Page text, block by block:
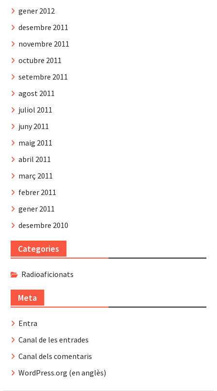
gener 2012
desembre 2011
novembre 2011
octubre 2011
setembre 2011
agost 2011
juliol 2011
juny 2011
maig 2011
abril 2011
març 2011
febrer 2011
gener 2011
desembre 2010
Categories
Radioaficionats
Meta
Entra
Canal de les entrades
Canal dels comentaris
WordPress.org (en anglès)